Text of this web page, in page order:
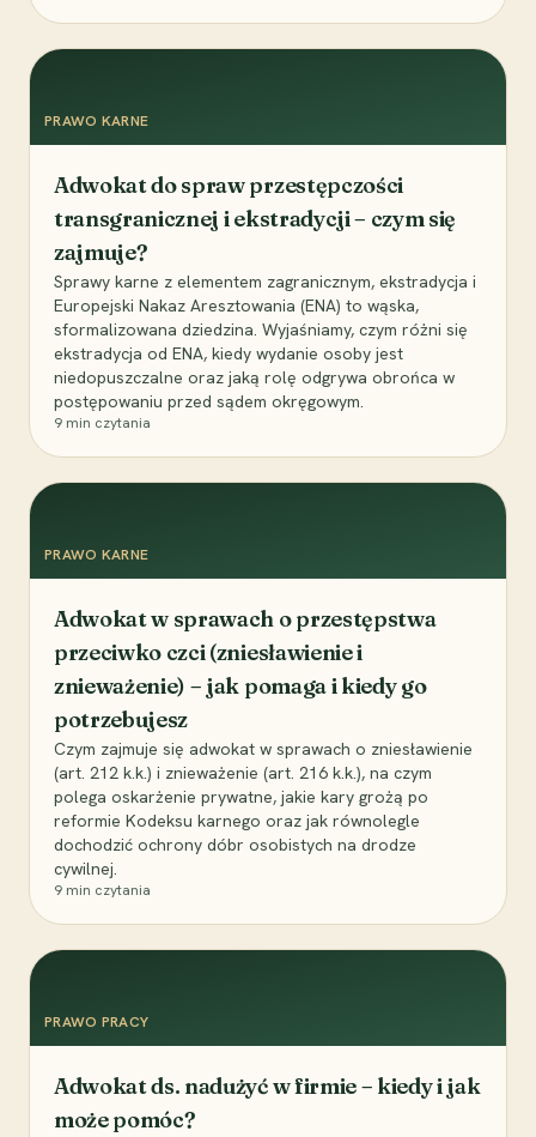
PRAWO KARNE
Adwokat do spraw przestępczości
transgranicznej i ekstradycji – czym się
zajmuje?
Sprawy karne z elementem zagranicznym, ekstradycja i
Europejski Nakaz Aresztowania (ENA) to wąska,
sformalizowana dziedzina. Wyjaśniamy, czym różni się
ekstradycja od ENA, kiedy wydanie osoby jest
niedopuszczalne oraz jaką rolę odgrywa obrońca w
postępowaniu przed sądem okręgowym.
9 min czytania
PRAWO KARNE
Adwokat w sprawach o przestępstwa
przeciwko czci (zniesławienie i
znieważenie) – jak pomaga i kiedy go
potrzebujesz
Czym zajmuje się adwokat w sprawach o zniesławienie
(art. 212 k.k.) i znieważenie (art. 216 k.k.), na czym
polega oskarżenie prywatne, jakie kary grożą po
reformie Kodeksu karnego oraz jak równolegle
dochodzić ochrony dóbr osobistych na drodze
cywilnej.
9 min czytania
PRAWO PRACY
Adwokat ds. nadużyć w firmie – kiedy i jak
może pomóc?